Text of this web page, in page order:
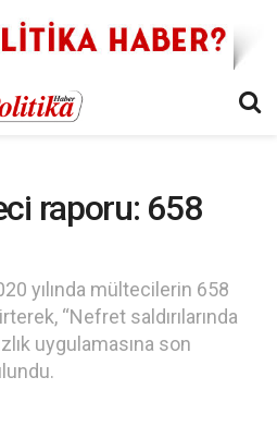
raporu: 658
yılında mültecilerin 658
“Nefret saldırılarında
uygulamasına son